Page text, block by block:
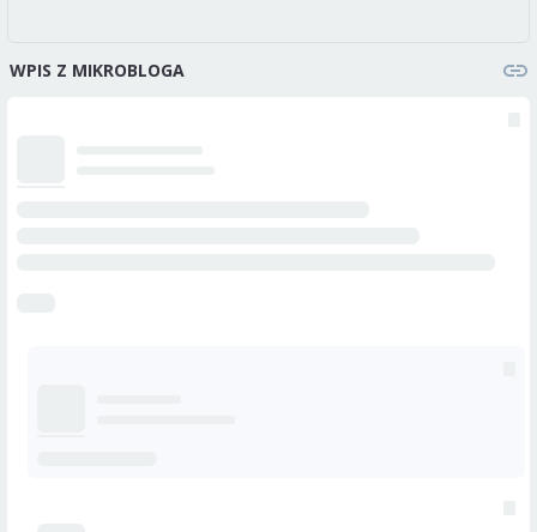
WPIS Z MIKROBLOGA